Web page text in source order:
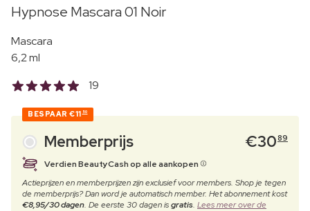
Hypnose Mascara 01 Noir
Mascara
6,2 ml
19
BESPAAR €11 50
Memberprijs €3089
Verdien BeautyCash op alle aankopen
Actieprijzen en memberprijzen zijn exclusief voor members. Shop je tegen
de memberprijs? Dan word je automatisch member. Het abonnement kost
€8,95/30 dagen. De eerste 30 dagen isgratis. Lees meer over de